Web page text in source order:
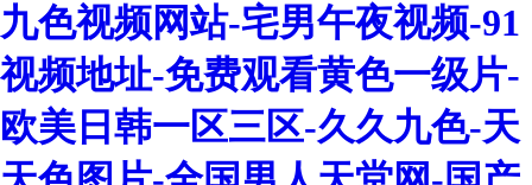
九色视频网站-宅男午夜视频-91
视频地址-免费观看黄色一级片-
欧美日韩一区三区-久久九色-天